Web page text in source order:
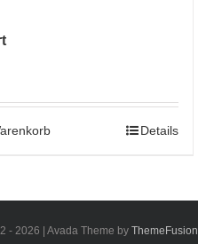
Details
- 2026 | Avada Theme by ThemeFusion